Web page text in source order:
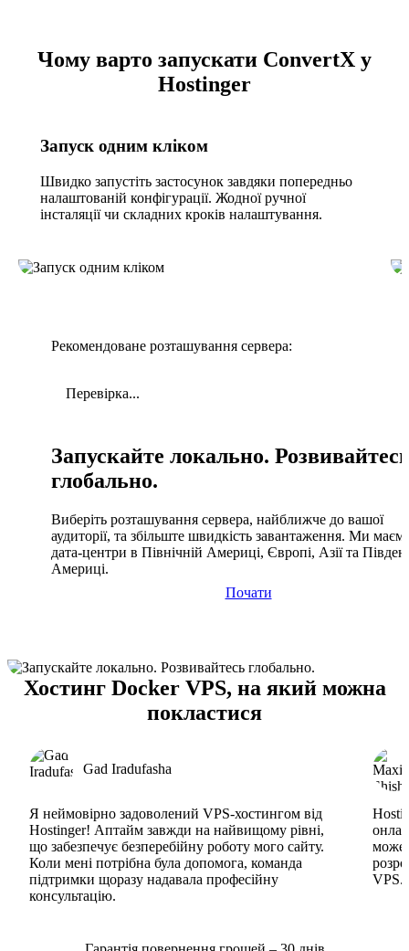
Чому варто запускати ConvertX у
Hostinger
Запуск одним кліком
Швидко запустіть застосунок завдяки попередньо
налаштованій конфігурації. Жодної ручної
інсталяції чи складних кроків налаштування.
Рекомендоване розташування сервера:
Перевірка...
Запускайте локально.
глобально.
Виберіть розташування сервера, найближче до вашої
аудиторії, та збільште швидкість завантаження. Ми
дата-центри в Північній Америці, Європі, Азії та
Америці.
Почати
Хостинг Docker VPS, на який можна
покластися
Gad Iradufasha
Я неймовірно задоволений VPS-хостингом від
Hostinger! Аптайм завжди на найвищому рівні,
що забезпечує безперебійну роботу мого сайту.
Коли мені потрібна була допомога, команда
підтримки щоразу надавала професійну
консультацію.
може
VPS.